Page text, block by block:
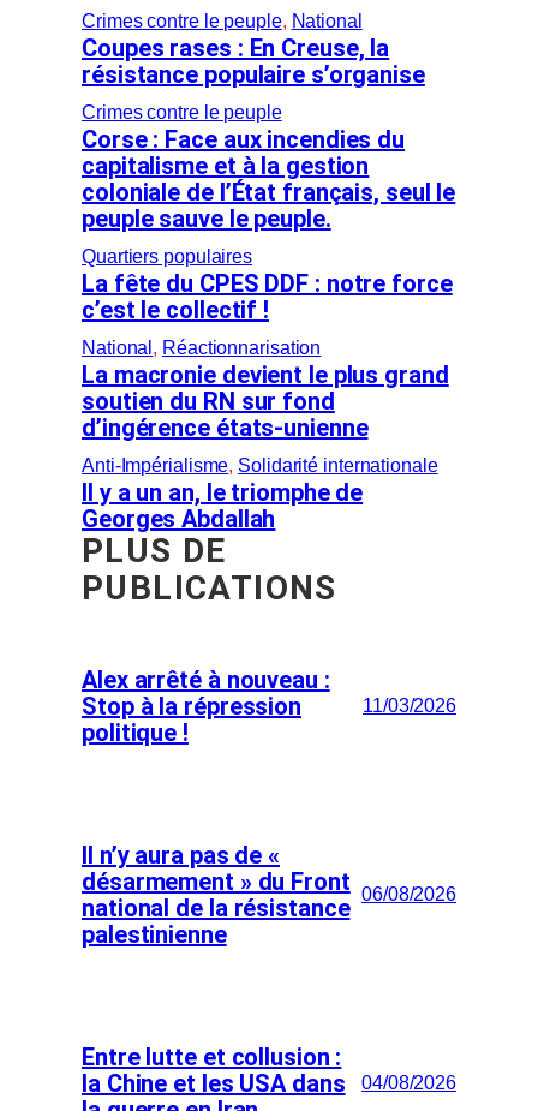
Crimes contre le peuple, National
Coupes rases : En Creuse, la
résistance populaire s’organise
Crimes contre le peuple
Corse : Face aux incendies du
capitalisme et à la gestion
coloniale de l’État français, seul le
peuple sauve le peuple.
Quartiers populaires
La fête du CPES DDF : notre force
c’est le collectif !
National , Réactionnarisation
La macronie devient le plus grand
soutien du RN sur fond
d’ingérence états-unienne
Anti-Impérialisme, Solidarité internationale
Il y a un an, le triomphe de
Georges Abdallah
PLUS DE
PUBLICATIONS
Alex arrêté à nouveau :
Stop à la répression
politique !
11/03/2026
Il n’y aura pas de «
désarmement » du Front
national de la résistance
palestinienne
06/08/2026
Entre lutte et collusion :
la Chine et les USA dans
04/08/2026